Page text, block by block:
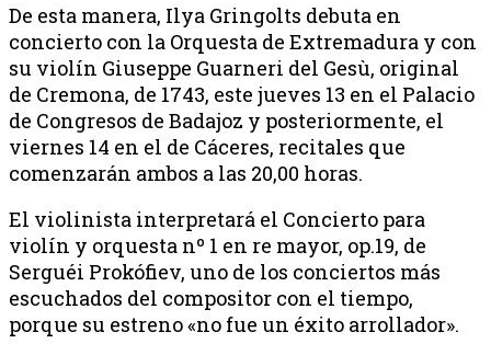
De esta manera, Ilya Gringolts debuta en
concierto con la Orquesta de Extremadura y con
su violín Giuseppe Guarneri del Gesù, original
de Cremona, de 1743, este jueves 13 en el Palacio
de Congresos de Badajoz y posteriormente, el
viernes 14 en el de Cáceres, recitales que
comenzarán ambos a las 20,00 horas.
El violinista interpretará el Concierto para
violín y orquesta nº 1 en re mayor, op.19, de
Serguéi Prokófiev, uno de los conciertos más
escuchados del compositor con el tiempo,
porque su estreno «no fue un éxito arrollador».